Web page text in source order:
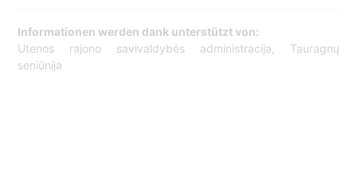
Informationen werden dank unterstützt von:
Utenos rajono savivaldybės administracija, Tauragnų
seniūnija